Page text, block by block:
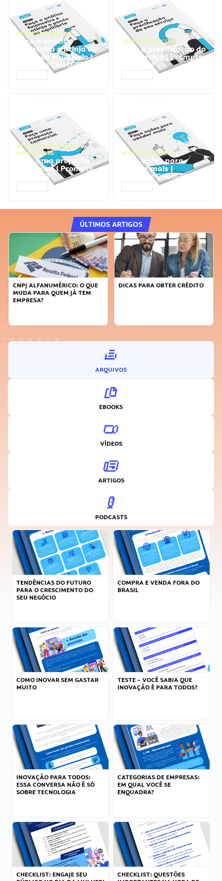
GESTÃO FINANCEIRA
Faça a análise
financeira e atinja o
ponto de equilíbrio |
Prompts ChatGPT
GESTÃO FINANCEIRA
Faça a precificação do
seu serviço | Prompts
ChatGPT
NEGÓCIOS, PROCESSOS
EMPRESARIAIS
Faça uma proposta
comercial | Prompts
ChatGPT
NEGÓCIOS, VENDAS
Faça ações para
vender mais |
Prompts ChatGPT
ÚLTIMOS ARTIGOS
CNPJ ALFANUMÉRICO: O QUE
MUDA PARA QUEM JÁ TEM
EMPRESA?
DICAS PARA OBTER CRÉDITO
ARQUIVOS
EBOOKS
VÍDEOS
ARTIGOS
PODCASTS
TENDÊNCIAS DO FUTURO
PARA O CRESCIMENTO DO
SEU NEGÓCIO
COMPRA E VENDA FORA DO
BRASIL
COMO INOVAR SEM GASTAR
MUITO
TESTE – VOCÊ SABIA QUE
INOVAÇÃO É PARA TODOS?
INOVAÇÃO PARA TODOS:
ESSA CONVERSA NÃO É SÓ
SOBRE TECNOLOGIA
CATEGORIAS DE EMPRESAS:
EM QUAL VOCÊ SE
ENQUADRA?
CHECKLIST: ENGAJE SEU
CHECKLIST: QUESTÕES